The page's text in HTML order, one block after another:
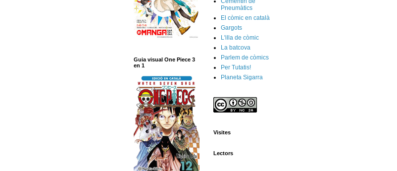
Guia visual One Piece 3
en 1
Pneumàtics
El còmic en català
Gargots
L'illa de còmic
La batcova
Parlem de còmics
Per Tutatis!
Planeta Sigarra
Visites
Lectors